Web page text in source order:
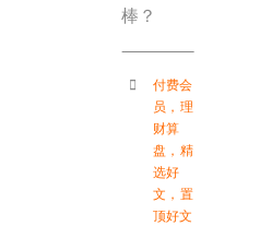
棒？
付费会
员 ， 理
财算
盘 ， 精
选好
文 ， 置
顶好文